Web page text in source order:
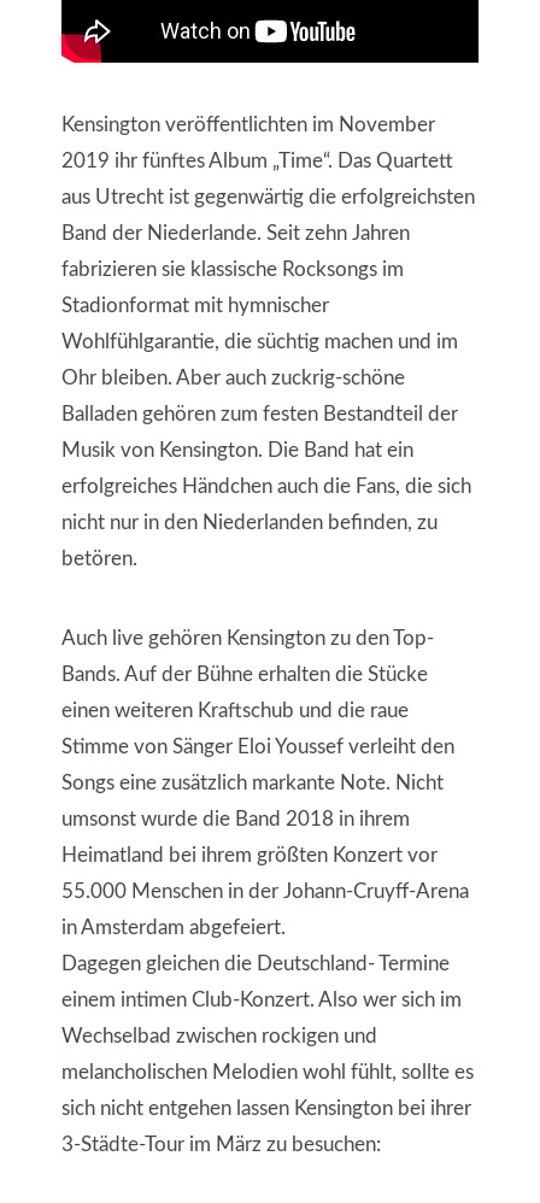
Kensington veröffentlichten im November
2019 ihr fünftes Album „Time“. Das Quartett
aus Utrecht ist gegenwärtig die erfolgreichsten
Band der Niederlande. Seit zehn Jahren
fabrizieren sie klassische Rocksongs im
Stadionformat mit hymnischer
Wohlfühlgarantie, die süchtig machen und im
Ohr bleiben. Aber auch zuckrig-schöne
Balladen gehören zum festen Bestandteil der
Musik von Kensington. Die Band hat ein
erfolgreiches Händchen auch die Fans, die sich
nicht nur in den Niederlanden befinden, zu
betören.
Auch live gehören Kensington zu den Top-
Bands. Auf der Bühne erhalten die Stücke
einen weiteren Kraftschub und die raue
Stimme von Sänger Eloi Youssef verleiht den
Songs eine zusätzlich markante Note. Nicht
umsonst wurde die Band 2018 in ihrem
Heimatland bei ihrem größten Konzert vor
55.000 Menschen in der Johann-Cruyff-Arena
in Amsterdam abgefeiert.
Dagegen gleichen die Deutschland- Termine
einem intimen Club-Konzert. Also wer sich im
Wechselbad zwischen rockigen und
melancholischen Melodien wohl fühlt, sollte es
sich nicht entgehen lassen Kensington bei ihrer
3-Städte-Tour im März zu besuchen: